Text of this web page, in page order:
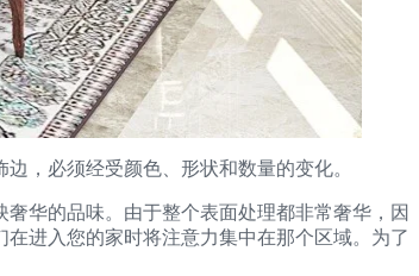
，必须经受颜色、形状和数量的变化。
华的品味。由于整个表面处理都非常奢华，因
进入您的家时将注意力集中在那个区域。为了